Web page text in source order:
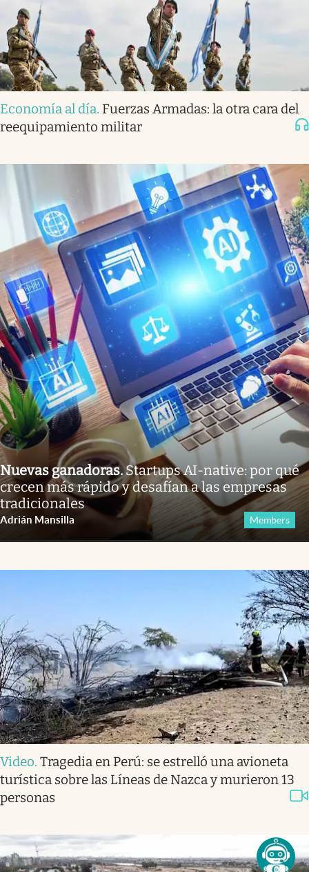
Economía al día. Fuerzas Armadas: la otra cara del
reequipamiento militar
Nuevas ganadoras.Startups AI-native: por qué
crecen más rápido y desafían a las empresas
tradicionales
Adrián Mansilla Members
Video. Tragedia en Perú: se estrelló una avioneta
turística sobre las Líneas de Nazca y murieron 13
personas